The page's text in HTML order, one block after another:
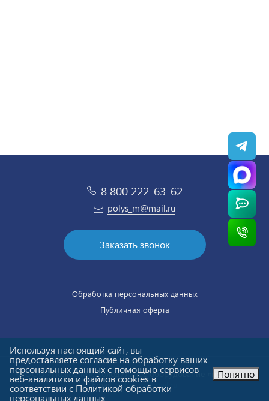
8 800 222-63-62
polys_m@mail.ru
Заказать звонок
Обработка персональных данных
Публичная оферта
© ООО «Полюс-М». Холодильное оборудование «под ключ».
Email:polys_m@mail.ru
Используя настоящий сайт, вы
предоставляете согласие на обработку ваших
персональных данных с помощью сервисов
веб-аналитики и файлов cookies в
соответствии с Политикой обработки
персональных данных
Понятно